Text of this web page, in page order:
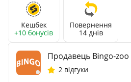
Кешбек
+10 бонусів
Повернення
14 днів
Продавець Bingo-zoo
2 відгуки